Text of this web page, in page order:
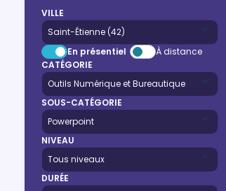
VILLE
En présentiel
À distance
CATÉGORIE
SOUS-CATÉGORIE
NIVEAU
DURÉE